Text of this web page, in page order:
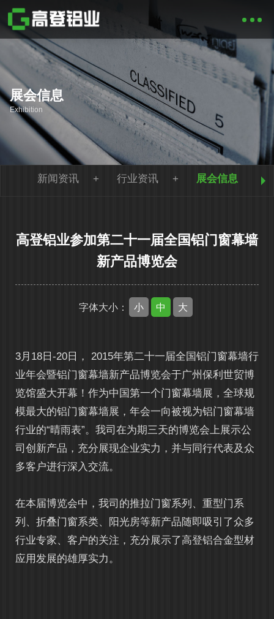
展会信息
Exhibition
新闻资讯 行业资讯 展会信息
高登铝业参加第二十一届全国铝门窗幕墙
新产品博览会
字体大小： 小 中 大
3月18日-20日， 2015年第二十一届全国铝门窗幕墙行
业年会暨铝门窗幕墙新产品博览会于广州保利世贸博
览馆盛大开幕！作为中国第一个门窗幕墙展，全球规
模最大的铝门窗幕墙展，年会一向被视为铝门窗幕墙
行业的“晴雨表”。我司在为期三天的博览会上展示公
司创新产品，充分展现企业实力，并与同行代表及众
多客户进行深入交流。
在本届博览会中，我司的推拉门窗系列、重型门系
列、折叠门窗系类、阳光房等新产品随即吸引了众多
行业专家、客户的关注，充分展示了高登铝合金型材
应用发展的雄厚实力。